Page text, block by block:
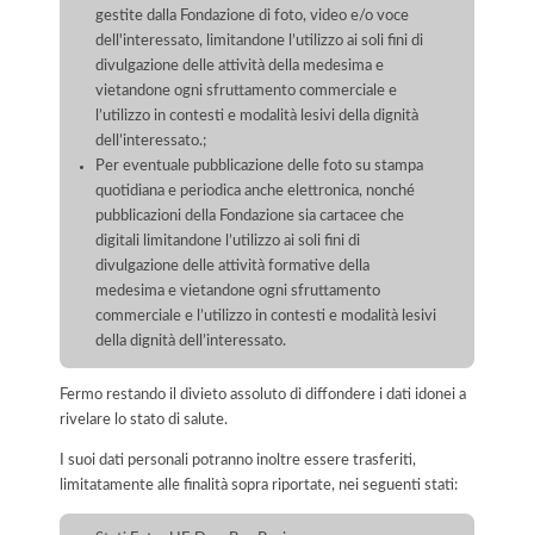
gestite dalla Fondazione di foto, video e/o voce
dell'interessato, limitandone l’utilizzo ai soli fini di
divulgazione delle attività della medesima e
vietandone ogni sfruttamento commerciale e
l’utilizzo in contesti e modalità lesivi della dignità
dell’interessato.;
Per eventuale pubblicazione delle foto su stampa
quotidiana e periodica anche elettronica, nonché
pubblicazioni della Fondazione sia cartacee che
digitali limitandone l’utilizzo ai soli fini di
divulgazione delle attività formative della
medesima e vietandone ogni sfruttamento
commerciale e l’utilizzo in contesti e modalità lesivi
della dignità dell’interessato.
Fermo restando il divieto assoluto di diffondere i dati idonei a
rivelare lo stato di salute.
I suoi dati personali potranno inoltre essere trasferiti,
limitatamente alle finalità sopra riportate, nei seguenti stati: